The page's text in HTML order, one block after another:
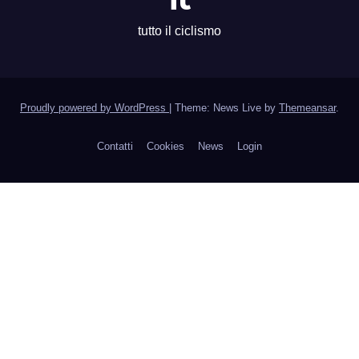
tutto il ciclismo
Proudly powered by WordPress Theme: News Live by Themeansar.
Contatti Cookies News Login